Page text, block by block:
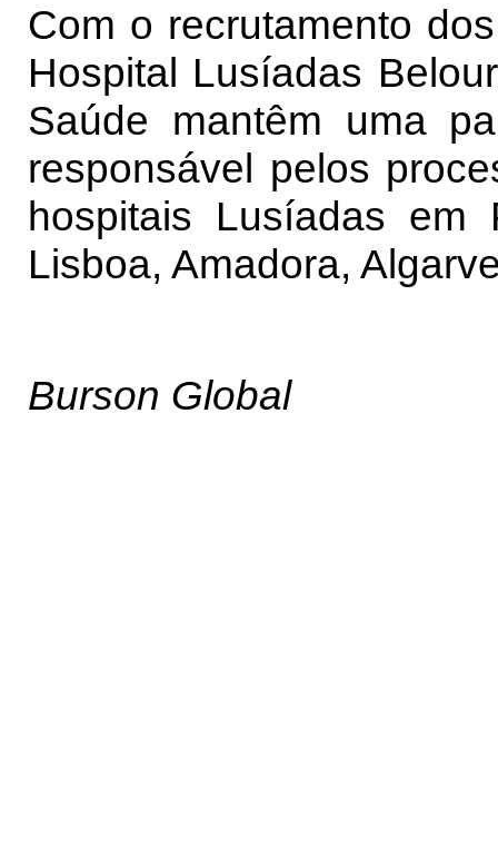
Com o recrutamento
Hospital Lusíadas
Saúde mantêm uma
responsável pelos
hospitais Lusíadas em
Lisboa, Amadora,
Burson Global